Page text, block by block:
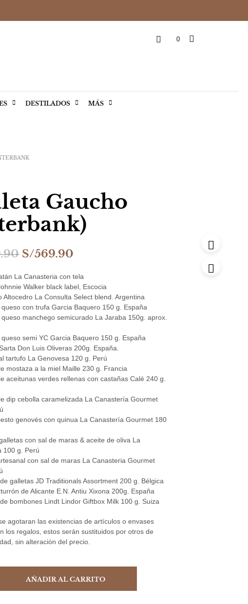
DESTILADOS MÁS
0
Gaucho
El
original
era:
S/599.90.
S/569.90
actual
es:
S/569.90.
La Canasteria con tela
Walker black label, Escocia
Altocedro La Consulta Select blend. Argentina
con trufa Garcia Baquero 150 g. España
manchego semicurado La Jaraba 150g. aprox.
semi YC Garcia Baquero 150 g. España
Don Luis Oliveras 200g. España.
tartufo La Genovesa 120 g. Perú
mostaza a la miel Maille 230 g. Francia
aceitunas verdes rellenas con castañas Calé 240 g.
dip cebolla caramelizada La Canastería Gourmet
genovés con quinua La Canastería Gourmet 180
con sal de maras & aceite de oliva La
100 g. Perú
con sal de maras La Canasteria Gourmet
galletas JD Traditionals Assortment 200 g. Bélgica
de Alicante E.N. Antiu Xixona 200g. España
bombones Lindt Lindor Giftbox Milk 100 g. Suiza
agotaran las existencias de artículos o envases
los regalos, estos serán sustituidos por otros de
sin alteración del precio.
AÑADIR AL CARRITO